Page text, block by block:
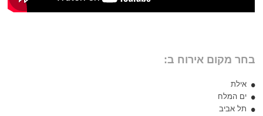
בחר מקום אירוח ב:
אילת
ים המלח
תל אביב